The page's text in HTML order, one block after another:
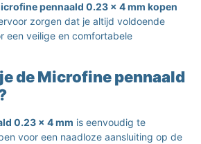
pennaald 0.23 x 4 mm kopen
zorgen dat je altijd voldoende
een veilige en comfortabele
de Microfine pennaald
0.23 x 4 mm is eenvoudig te
voor een naadloze aansluiting op de